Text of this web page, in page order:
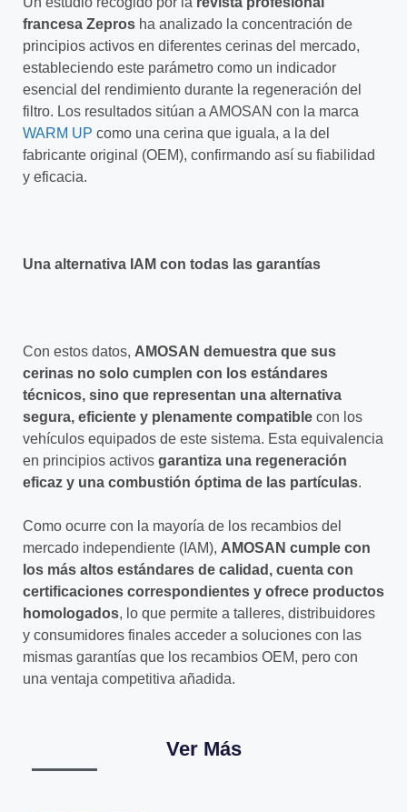
francesa Zepros ha analizado la concentración de
principios activos en diferentes cerinas del mercado,
estableciendo este parámetro como un indicador
esencial del rendimiento durante la regeneración del
filtro. Los resultados sitúan a AMOSAN con la marca
WARM UP como una cerina que iguala, a la del
fabricante original (OEM), confirmando así su fiabilidad
y eficacia.
Una alternativa IAM con todas las garantías
Con estos datos, AMOSAN demuestra que sus
cerinas no solo cumplen con los estándares
técnicos, sino que representan una alternativa
segura, eficiente y plenamente compatible con los
vehículos equipados de este sistema. Esta equivalencia
en principios activos garantiza una regeneración
eficaz y una combustión óptima de las partículas.
Como ocurre con la mayoría de los recambios del
mercado independiente (IAM), AMOSAN cumple con
los más altos estándares de calidad, cuenta con
certificaciones correspondientes y ofrece productos
homologados, lo que permite a talleres, distribuidores
y consumidores finales acceder a soluciones con las
mismas garantías que los recambios OEM, pero con
una ventaja competitiva añadida.
Ver Más